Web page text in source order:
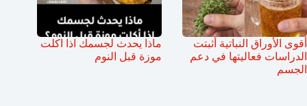
أقوى الأوراق النباتية أثبتت
الدراسات فعاليتها في دعم
الجسم
ماذا يحدث لجسمك اذا اكلت
موزة قبل النوم